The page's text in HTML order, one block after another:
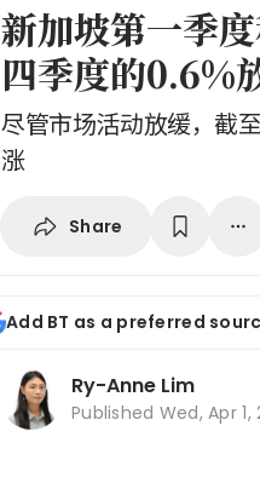
新加坡第一季
四季度的0.6%
尽管市场活动放缓，截
涨
Share
Add BT as a preferred
Ry-Anne Lim
Published Wed, Apr 1,